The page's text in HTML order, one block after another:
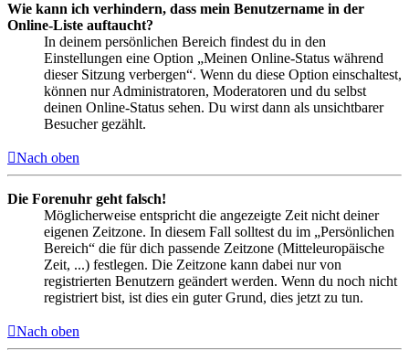
Wie kann ich verhindern, dass mein Benutzername in der
Online-Liste auftaucht?
In deinem persönlichen Bereich findest du in den
Einstellungen eine Option „Meinen Online-Status während
dieser Sitzung verbergen“. Wenn du diese Option einschaltest,
können nur Administratoren, Moderatoren und du selbst
deinen Online-Status sehen. Du wirst dann als unsichtbarer
Besucher gezählt.
Nach oben
Die Forenuhr geht falsch!
Möglicherweise entspricht die angezeigte Zeit nicht deiner
eigenen Zeitzone. In diesem Fall solltest du im „Persönlichen
Bereich“ die für dich passende Zeitzone (Mitteleuropäische
Zeit, ...) festlegen. Die Zeitzone kann dabei nur von
registrierten Benutzern geändert werden. Wenn du noch nicht
registriert bist, ist dies ein guter Grund, dies jetzt zu tun.
Nach oben